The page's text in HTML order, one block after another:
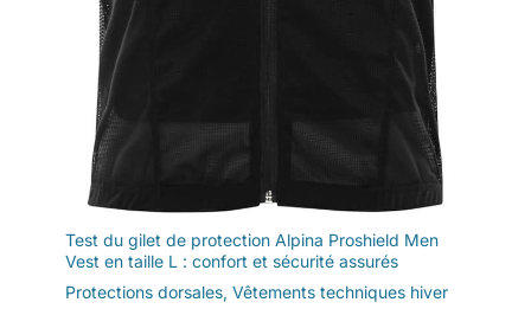
Test du gilet de protection Alpina Proshield Men
Vest en taille L : confort et sécurité assurés
Protections dorsales, Vêtements techniques hiver